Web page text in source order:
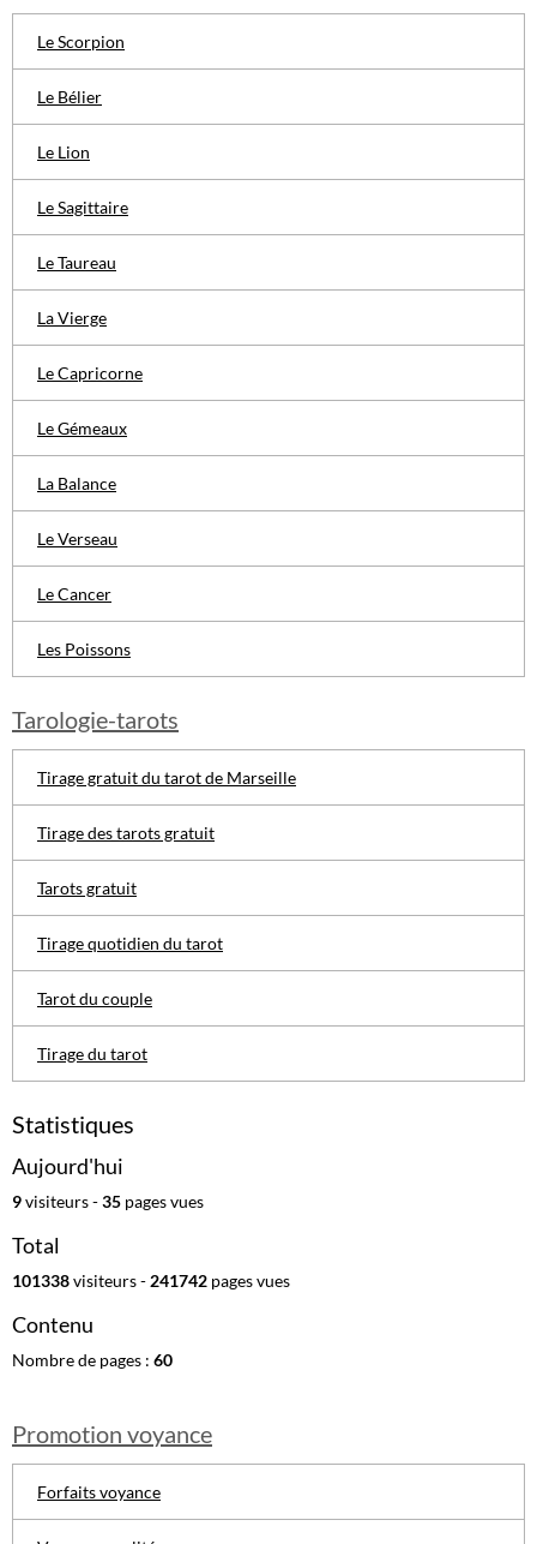
Le Scorpion
Le Bélier
Le Lion
Le Sagittaire
Le Taureau
La Vierge
Le Capricorne
Le Gémeaux
La Balance
Le Verseau
Le Cancer
Les Poissons
Tarologie-tarots
Tirage gratuit du tarot de Marseille
Tirage des tarots gratuit
Tarots gratuit
Tirage quotidien du tarot
Tarot du couple
Tirage du tarot
Statistiques
Aujourd'hui
9visiteurs -35 pages vues
Total
101338visiteurs - 241742 pages vues
Contenu
Nombre de pages : 60
Promotion voyance
Forfaits voyance